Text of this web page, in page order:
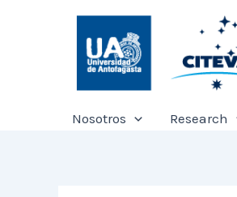
Nosotros Research